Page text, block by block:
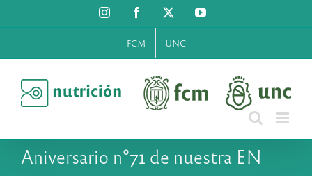
al
InstagramFacebook YouTube
FCM UNC
Aniversario n°71 de nuestra EN